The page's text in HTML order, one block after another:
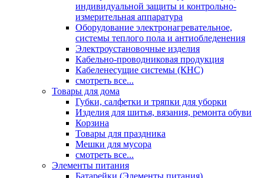
индивидуальной защиты и контрольно-
измерительная аппаратура
Оборудование электронагревательное,
системы теплого пола и антиобледенения
Электроустановочные изделия
Кабельно-проводниковая продукция
Кабеленесущие системы (КНС)
смотреть все...
Товары для дома
Губки, салфетки и тряпки для уборки
Изделия для шитья, вязания, ремонта обуви
Корзина
Товары для праздника
Мешки для мусора
смотреть все...
Элементы питания
Батарейки (Элементы питания)